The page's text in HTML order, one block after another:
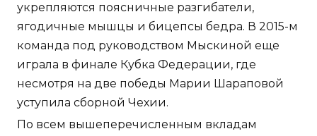
укрепляются поясничные разгибатели,
ягодичные мышцы и бицепсы бедра. В 2015-м
команда под руководством Мыскиной еще
играла в финале Кубка Федерации, где
несмотря на две победы Марии Шараповой
уступила сборной Чехии.
По всем вышеперечисленным вкладам